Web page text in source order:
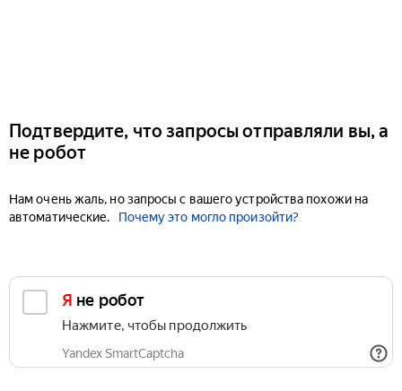
Подтвердите, что запросы отправляли вы, а
не робот
Нам очень жаль, но запросы с вашего устройства похожи на
автоматические.
Почему это могло произойти?
Я не робот
Нажмите, чтобы продолжить
Yandex SmartCaptcha